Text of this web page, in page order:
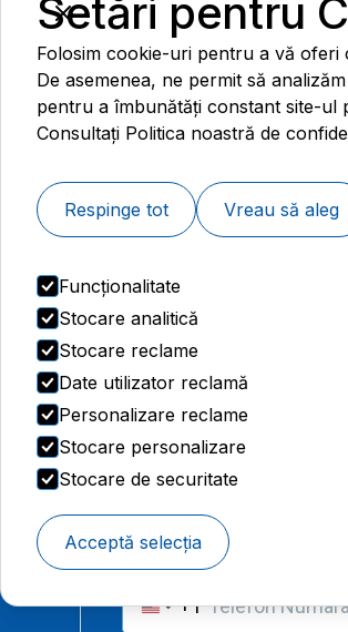
Setări pentru
Folosim cookie-uri pentru a vă oferi
De asemenea, ne permit să
pentru a îmbunătăți constant site-ul
Consultați Politica noastră de
Respinge tot Vreau să aleg
Funcționalitate
Stocare analitică
Stocare reclame
Date utilizator reclamă
Personalizare reclame
Stocare personalizare
Stocare de securitate
Acceptă selecția
Colegiul de redacție web și medical
Contact:
444 77 99